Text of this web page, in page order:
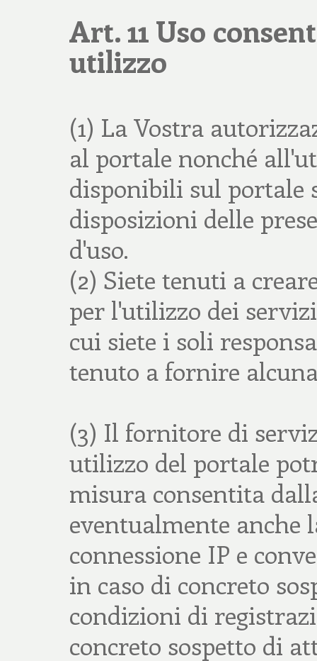
Art. 11 Uso
utilizzo
(1) La Vostra
al portale nonché
disponibili sul portale
disposizioni delle
d'uso.
(2) Siete tenuti a
per l'utilizzo dei
cui siete i soli
tenuto a fornire
(3) Il fornitore di
utilizzo del portale
misura consentita
eventualmente anche
connessione IP e
in caso di concreto
condizioni di
concreto sospetto di